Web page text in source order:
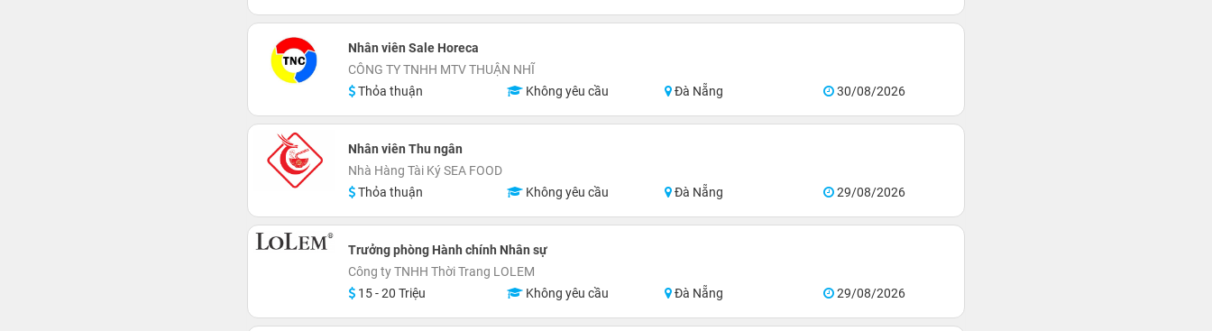
Nhân viên Sale Horeca
CÔNG TY TNHH MTV THUẬN NHĨ
Thỏa thuận
Không yêu cầu Đà Nẵng 30/08/2026
Nhân viên Thu ngân
Nhà Hàng Tài Ký SEA FOOD
Thỏa thuận
Không yêu cầu Đà Nẵng 29/08/2026
Trưởng phòng Hành chính Nhân sự
Công ty TNHH Thời Trang LOLEM
15 - 20 Triệu
Không yêu cầu Đà Nẵng 29/08/2026